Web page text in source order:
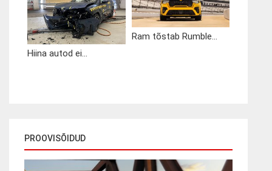
Hiina autod ei...
Ram tõstab Rumble...
PROOVISÕIDUD